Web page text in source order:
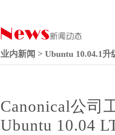
业内新闻 > Ubuntu 10.04.1
Canonical公司
Ubuntu 10.04